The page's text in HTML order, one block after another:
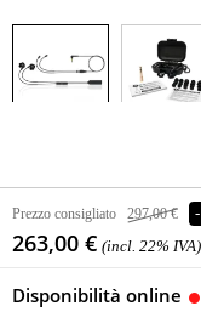
Prezzo consigliato 297,00 €
263,00 € (incl. 22% IVA)
Disponibilità online